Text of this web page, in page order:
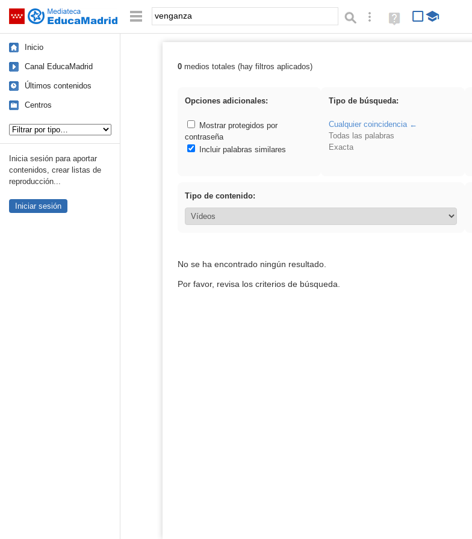
Saltar navegación Palabra o frase: Búsqueda avanzada
Ayuda
(en
Inicio
Canal EducaMadrid
Últimos contenidos
Centros
Inicia sesión para aportar
contenidos, crear listas de
reproducción...
Iniciar sesión
Resultados de: venganza
0medios totales (hay filtros aplicados)
Opciones adicionales:
Mostrar protegidos por
contraseña
Incluir palabras similares
Tipo de búsqueda:
Cualquier coincidencia
Todas las palabras
Exacta
Tipo de contenido:
No se ha encontrado ningún resultado.
Por favor, revisa los criterios de búsqueda.